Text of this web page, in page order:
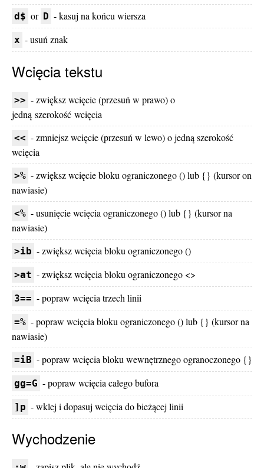
d$ or D - kasuj na końcu wiersza
x - usuń znak
Wcięcia tekstu
>> - zwiększ wcięcie (przesuń w prawo) o
jedną szerokość wcięcia
<< - zmniejsz wcięcie (przesuń w lewo) o jedną szerokość
wcięcia
>% - zwiększ wcięcie bloku ograniczonego () lub {} (kursor on
nawiasie)
<% - usunięcie wcięcia ograniczonego () lub {} (kursor na
nawiasie)
>ib - zwiększ wcięcia bloku ograniczonego ()
>at - zwiększ wcięcia bloku ograniczonego <>
3== - popraw wcięcia trzech linii
=% - popraw wcięcia bloku ograniczonego () lub {} (kursor na
nawiasie)
=iB - popraw wcięcia bloku wewnętrznego ogranoczonego {}
gg=G - popraw wcięcia całego bufora
]p - wklej i dopasuj wcięcia do bieżącej linii
Wychodzenie